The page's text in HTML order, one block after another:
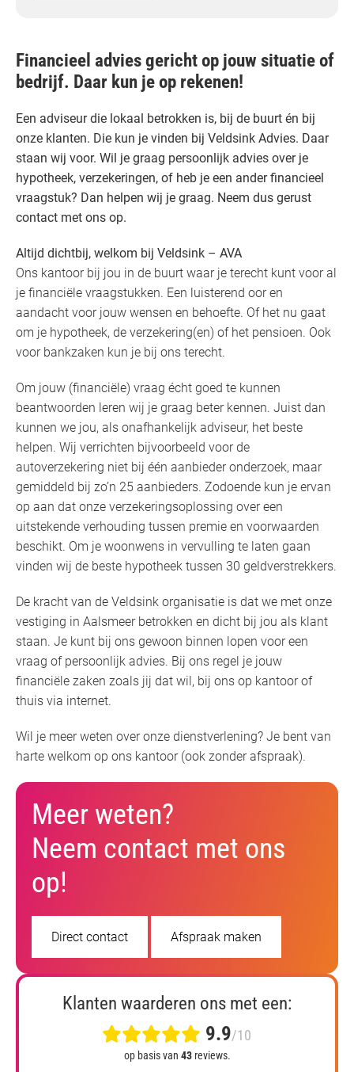
Financieel advies gericht op jouw situatie of
bedrijf. Daar kun je op rekenen!
Een adviseur die lokaal betrokken is, bij de buurt én bij
onze klanten. Die kun je vinden bij Veldsink Advies. Daar
staan wij voor. Wil je graag persoonlijk advies over je
hypotheek, verzekeringen, of heb je een ander financieel
vraagstuk? Dan helpen wij je graag. Neem dus gerust
contact met ons op.
Altijd dichtbij, welkom bij Veldsink – AVA
Ons kantoor bij jou in de buurt waar je terecht kunt voor al
je financiële vraagstukken. Een luisterend oor en
aandacht voor jouw wensen en behoefte. Of het nu gaat
om je hypotheek, de verzekering(en) of het pensioen. Ook
voor bankzaken kun je bij ons terecht.
Om jouw (financiële) vraag écht goed te kunnen
beantwoorden leren wij je graag beter kennen. Juist dan
kunnen we jou, als onafhankelijk adviseur, het beste
helpen. Wij verrichten bijvoorbeeld voor de
autoverzekering niet bij één aanbieder onderzoek, maar
gemiddeld bij zo’n 25 aanbieders. Zodoende kun je ervan
op aan dat onze verzekeringsoplossing over een
uitstekende verhouding tussen premie en voorwaarden
beschikt. Om je woonwens in vervulling te laten gaan
vinden wij de beste hypotheek tussen 30 geldverstrekkers.
De kracht van de Veldsink organisatie is dat we met onze
vestiging in Aalsmeer betrokken en dicht bij jou als klant
staan. Je kunt bij ons gewoon binnen lopen voor een
vraag of persoonlijk advies. Bij ons regel je jouw
financiële zaken zoals jij dat wil, bij ons op kantoor of
thuis via internet.
Wil je meer weten over onze dienstverlening? Je bent van
harte welkom op ons kantoor (ook zonder afspraak).
Meer weten?
Neem contact met ons
op!
Direct contact Afspraak maken
Klanten waarderen ons met een:
9.9/10
op basis van 43reviews.